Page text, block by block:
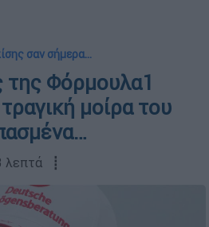
σαν σήμερα…
Φόρμουλα1
μοίρα του
λεπτά ┋